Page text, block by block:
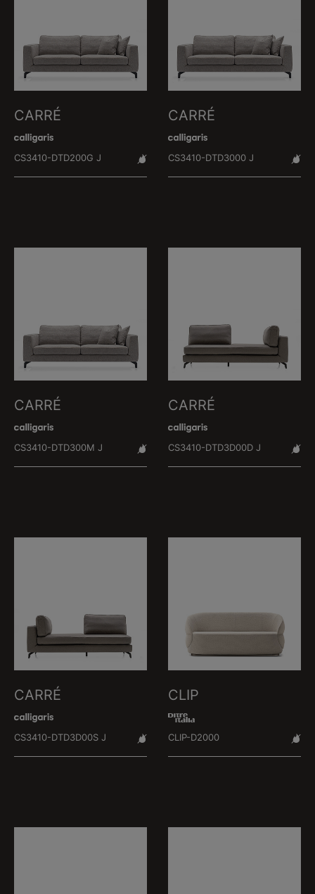
CARRÉ
CS3410-DTD200G J
CARRÉ
CS3410-DTD3000 J
CARRÉ
CS3410-DTD300M J
CARRÉ
CS3410-DTD3D00D J
CARRÉ
CS3410-DTD3D00S J
CLIP
CLIP-D2000